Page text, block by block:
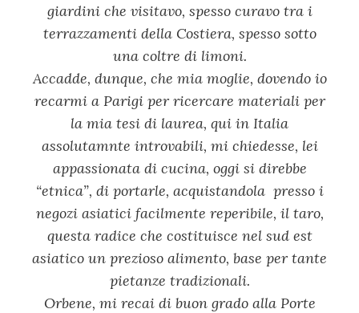
giardini che visitavo, spesso curavo tra i
terrazzamenti della Costiera, spesso sotto
una coltre di limoni.
Accadde, dunque, che mia moglie, dovendo io
recarmi a Parigi per ricercare materiali per
la mia tesi di laurea, qui in Italia
assolutamnte introvabili, mi chiedesse, lei
appassionata di cucina, oggi si direbbe
“etnica”, di portarle, acquistandola presso i
negozi asiatici facilmente reperibile, il taro,
questa radice che costituisce nel sud est
asiatico un prezioso alimento, base per tante
pietanze tradizionali.
Orbene, mi recai di buon grado alla Porte